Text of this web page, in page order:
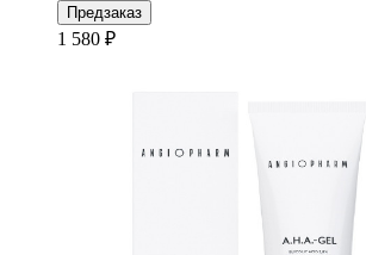
Предзаказ
1 580 ₽